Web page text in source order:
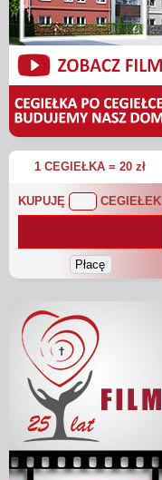
1 CEGIEŁKA = 20 zł
KUPUJĘ CEGIEŁEK